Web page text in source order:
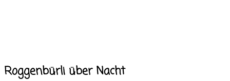
Roggenbürli über Nacht